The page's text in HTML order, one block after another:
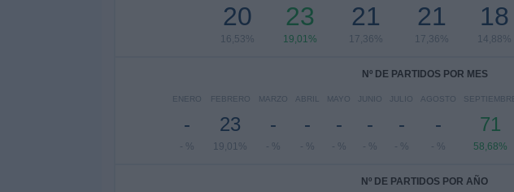
20
16,53%
23
19,01%
21
17,36%
21
17,36%
18
14,88%
Nº DE PARTIDOS POR MES
ENERO
-
- %
FEBRERO
23
19,01%
MARZO
-
- %
ABRIL
-
- %
MAYO
-
- %
JUNIO
-
- %
JULIO
-
- %
AGOSTO
-
- %
SEPTIEMBRE
71
58,68%
Nº DE PARTIDOS POR AÑO